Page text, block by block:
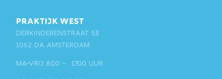
PRAKTIJK WEST
Derkinderenstraat 53
1062 DA Amsterdam
ma-vrij 8:00 – 17:00 uur